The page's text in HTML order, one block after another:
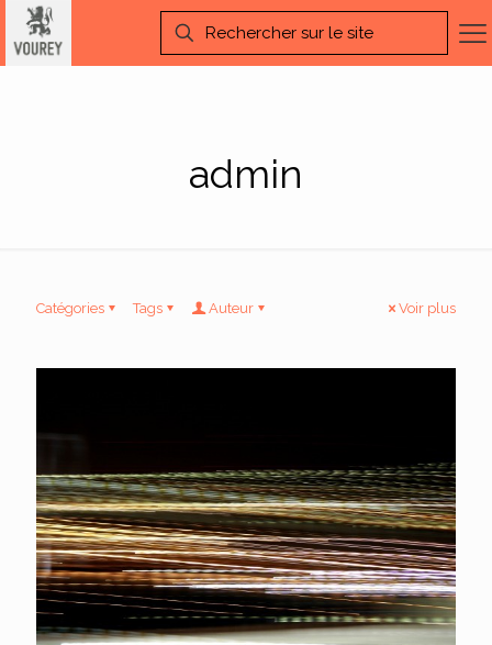
admin
Catégories Tags Auteur Voir plus